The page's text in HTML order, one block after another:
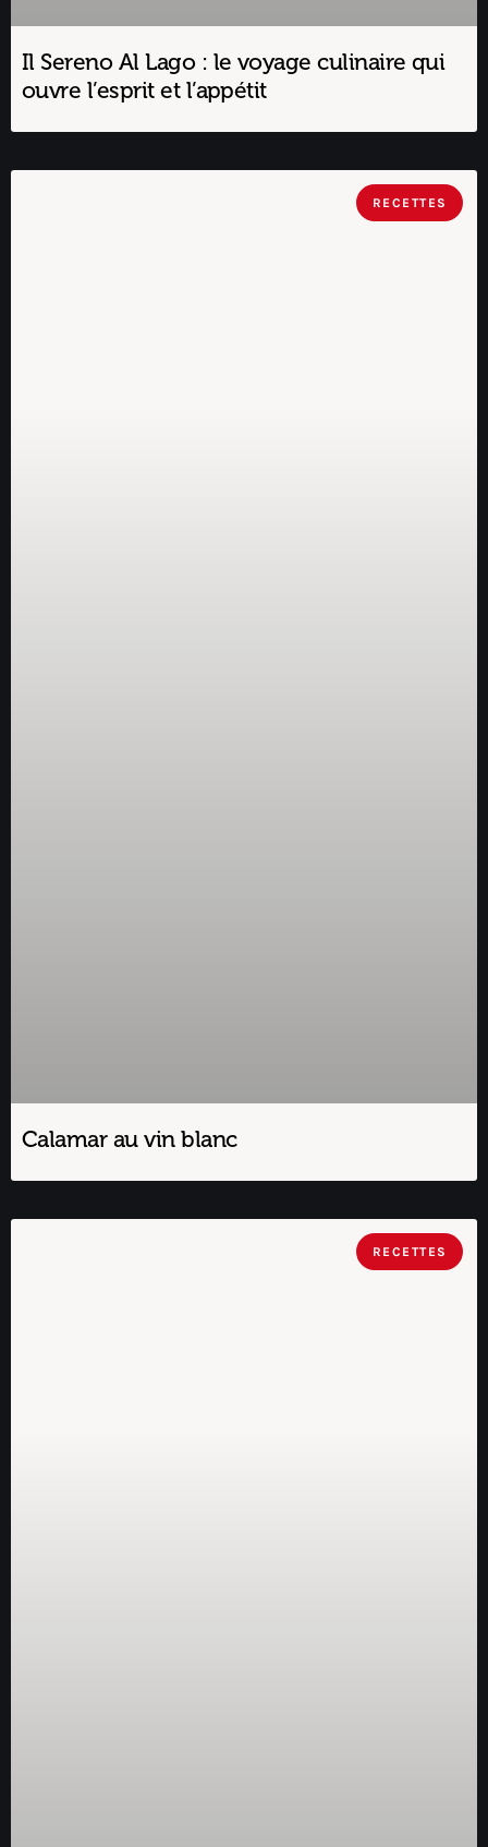
Il Sereno Al Lago : le voyage culinaire qui
ouvre l’esprit et l’appétit
RECETTES
Calamar au vin blanc
RECETTES